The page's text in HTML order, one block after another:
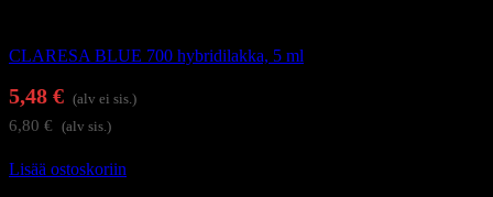
CLARESA BLUE 700 hybridilakka, 5 ml
5,48 € (alv ei sis.)
6,80 € (alv sis.)
Lisää ostoskoriin